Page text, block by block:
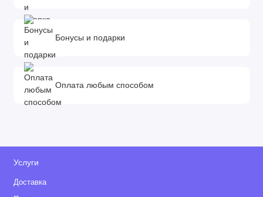
Бонусы и подарки
Оплата любым способом
Услуги
Доставка